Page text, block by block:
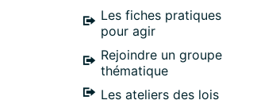
Les fiches pratiques
pour agir
Rejoindre un groupe
thématique
Les ateliers des lois